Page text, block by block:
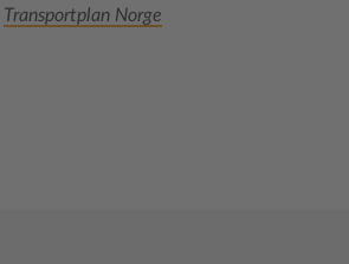
Transportplan Norge